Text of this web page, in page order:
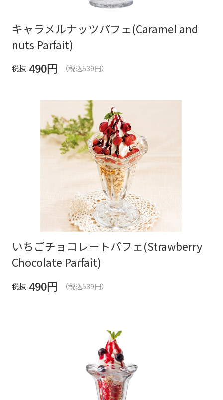
キャラメルナッツパフェ(Caramel and
nuts Parfait)
税抜 490円 （税込539円）
いちごチョコレートパフェ(Strawberry
Chocolate Parfait)
税抜 490円 （税込539円）